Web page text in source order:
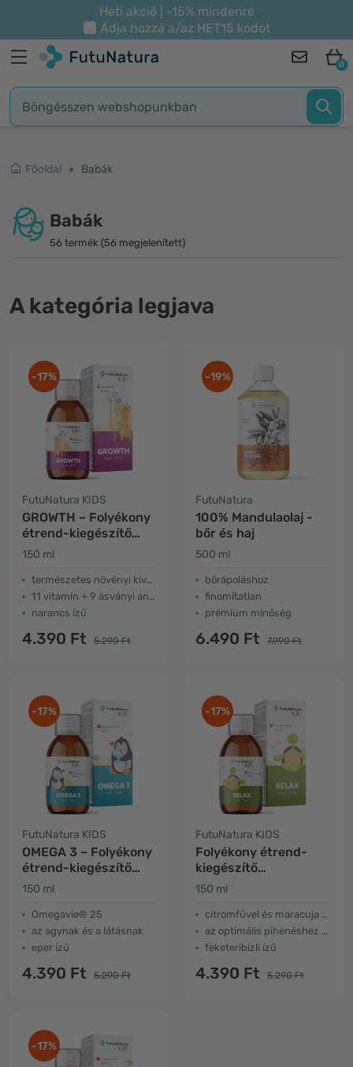
Heti akció | -15% mindenre
Adja hozzá a/az HET15 kódot
0
Főoldal Babák
Babák
56 termék (56 megjelenített)
A kategória legjava
-17%
FutuNatura KIDS
GROWTH – Folyékony
étrend-kiegészítő
gyerekeknek a
150 ml
természetes növényi kivonatok
11 vitamin + 9 ásványi anyag
narancs ízű
4.390 Ft 5.290 Ft
-19%
FutuNatura
100% Mandulaolaj -
bőr és haj
500 ml
​bőrápoláshoz
finomítatlan
prémium minőség
6.490 Ft 7.990 Ft
-17%
FutuNatura KIDS
OMEGA 3 – Folyékony
étrend-kiegészítő
gyerekeknek
150 ml
Omegavie® 25
az agynak és a látásnak
eper ízű
4.390 Ft 5.290 Ft
-17%
FutuNatura KIDS
Folyékony étrend-
kiegészítő
gyerekeknek az
150 ml
citromfűvel és maracuja kivonattal
az optimális pihenéshez és alváshoz
feketeribizli ízű
4.390 Ft 5.290 Ft
-17%